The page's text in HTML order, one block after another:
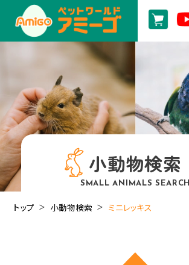
小動物検索
SMALL ANIMALS SEARCH
トップ 小動物検索 ミニレッキス